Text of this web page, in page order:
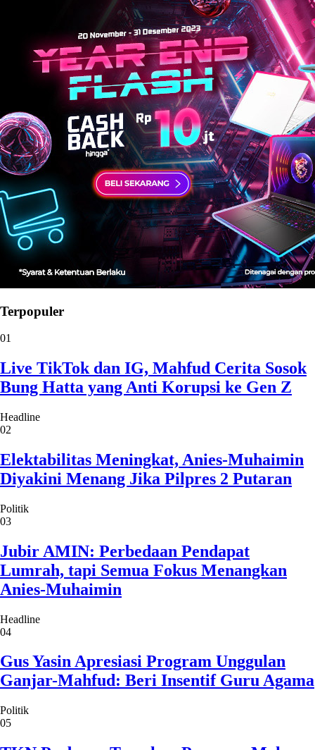
Terpopuler
01
Live TikTok dan IG, Mahfud Cerita Sosok
Bung Hatta yang Anti Korupsi ke Gen Z
Headline
02
Elektabilitas Meningkat, Anies-Muhaimin
Diyakini Menang Jika Pilpres 2 Putaran
Politik
03
Jubir AMIN: Perbedaan Pendapat
Lumrah, tapi Semua Fokus Menangkan
Anies-Muhaimin
Headline
04
Gus Yasin Apresiasi Program Unggulan
Ganjar-Mahfud: Beri Insentif Guru Agama
Politik
05